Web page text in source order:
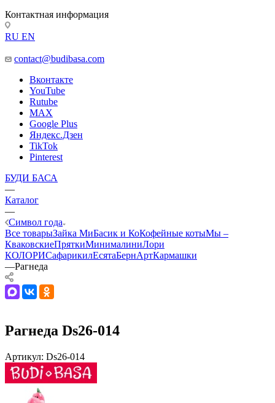
Контактная информация
RU EN
contact@budibasa.com
Вконтакте
YouTube
Rutube
MAX
Google Plus
Яндекс.Дзен
TikTok
Pinterest
БУДИ БАСА
—
Каталог
—
Символ года
Все товарыЗайка МиБасик и КоКофейные котыМы –
КваковскиеПряткиМинималиниЛори
КОЛОРИСафарикилЕсятаБернАртКармашки
—Рагнеда
Рагнеда Ds26-014
Артикул: Ds26-014